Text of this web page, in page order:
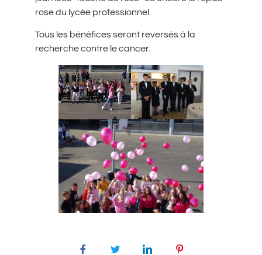
rose du lycée professionnel.
Tous les bénéfices seront reversés à la
recherche contre le cancer.